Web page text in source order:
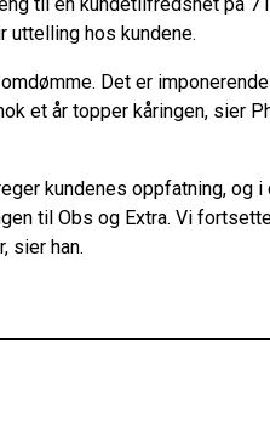
uttelling hos kundene.
Det er
et år topper kåringen, sier
kundenes oppfatning, og i
til Obs og Extra. Vi
sier han.